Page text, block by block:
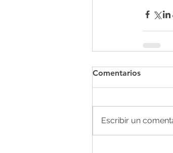
Comentarios
Escribir un